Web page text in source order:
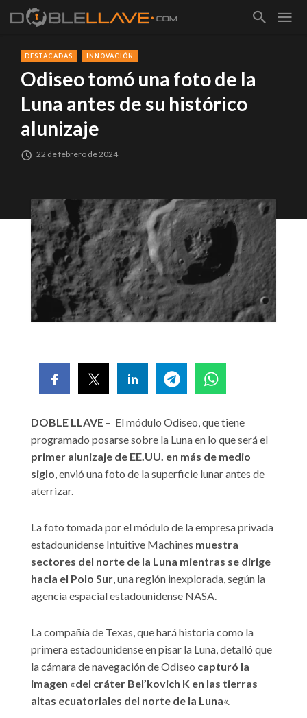
DESTACADAS INNOVACIÓN
Odiseo tomó una foto de la
Luna antes de su histórico
alunizaje
22 de febrero de 2024
DOBLE LLAVE – El módulo Odiseo, que tiene
programado posarse sobre la Luna en lo que será el
primer alunizaje de EE.UU. en más de medio
siglo, envió una foto de la superficie lunar antes de
aterrizar.
La foto tomada por el módulo de la empresa privada
estadounidense Intuitive Machines muestra
sectores del norte de la Luna mientras se dirige
hacia el Polo Sur, una región inexplorada, según la
agencia espacial estadounidense NASA.
La compañía de Texas, que hará historia como la
primera estadounidense en pisar la Luna, detalló que
la cámara de navegación de Odiseo capturó la
imagen «del cráter Bel’kovich K en las tierras
altas ecuatoriales del norte de la Luna«.